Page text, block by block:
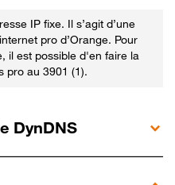
IP fixe. Il s’agit d’une
pro d’Orange. Pour
il est possible d'en faire la
pro au 3901 (1).
DynDNS